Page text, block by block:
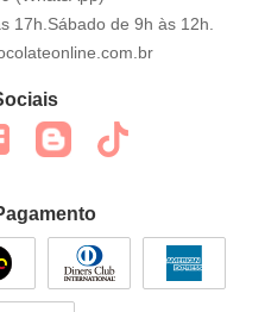
17h.Sábado de 9h às 12h.